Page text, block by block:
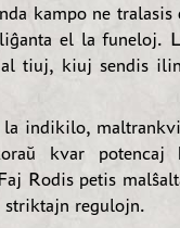
kampo ne
el la funeloj.
al tiuj, kiuj sendis
indikilo,
kvar potencaj
Rodis petis
regulojn.